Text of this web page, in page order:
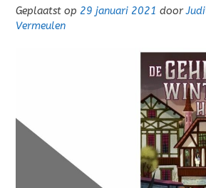
Geplaatst op 29 januari 2021 door
Vermeulen